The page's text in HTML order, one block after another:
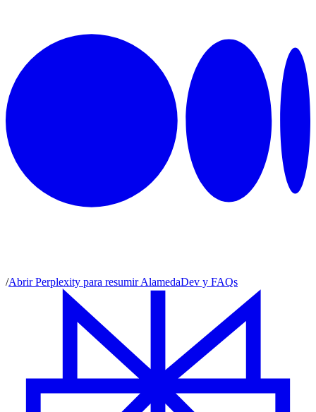
/Abrir Perplexity para resumir AlamedaDev y FAQs